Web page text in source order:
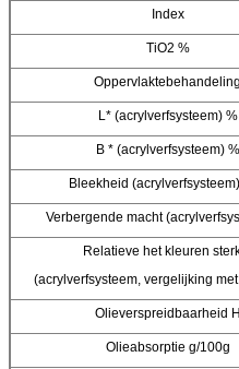
Index
TiO2 %
Oppervlaktebehandeling
L* (acrylverfsysteem) %
B * (acrylverfsysteem) %
Bleekheid
Verbergende macht
Relatieve het kleuren
(acrylverfsysteem, vergelijking
Olieverspreidbaarheid H
Olieabsorptie g/100g